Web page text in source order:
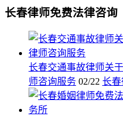
长春律师免费法律咨询
长春交通事故律师关
师咨询服务 02/22 长春